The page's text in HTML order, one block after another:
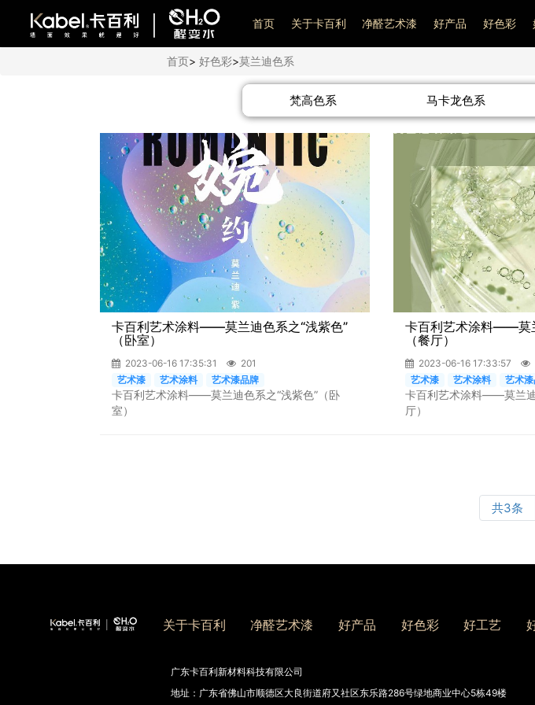
艺术漆加盟
首页 关于卡百利 净醛艺术漆 好产品 好色彩
首页> 好色彩>莫兰迪色系
梵高色系 马卡龙色系
卡百利艺术涂料——莫兰迪色系之“浅紫色”
（卧室）
2023-06-16 17:35:31
201
艺术漆
艺术涂料 艺术漆品牌
卡百利艺术涂料——莫兰迪色系之“浅紫色”（卧
室）
卡百利艺术涂料——莫
（餐厅）
2023-06-16 17:33:57
艺术漆
艺术涂料 艺术
卡百利艺术涂料——莫兰迪
厅）
共3条
关于卡百利 净醛艺术漆 好产品 好色彩 好工艺
广东卡百利新材料科技有限公司
地址：广东省佛山市顺德区大良街道府又社区东乐路286号绿地商业中心5栋49楼